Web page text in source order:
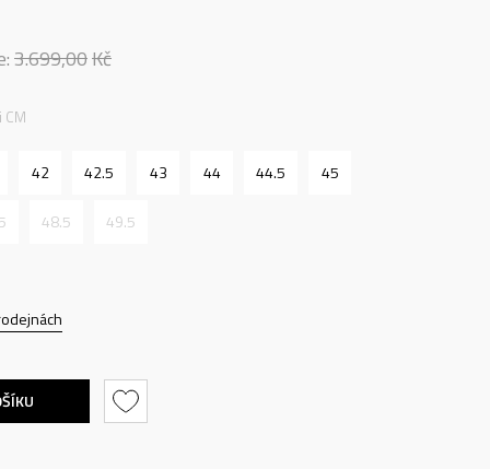
3.699,00Kč
42 42.5 43 44 44.5 45
48.5 49.5